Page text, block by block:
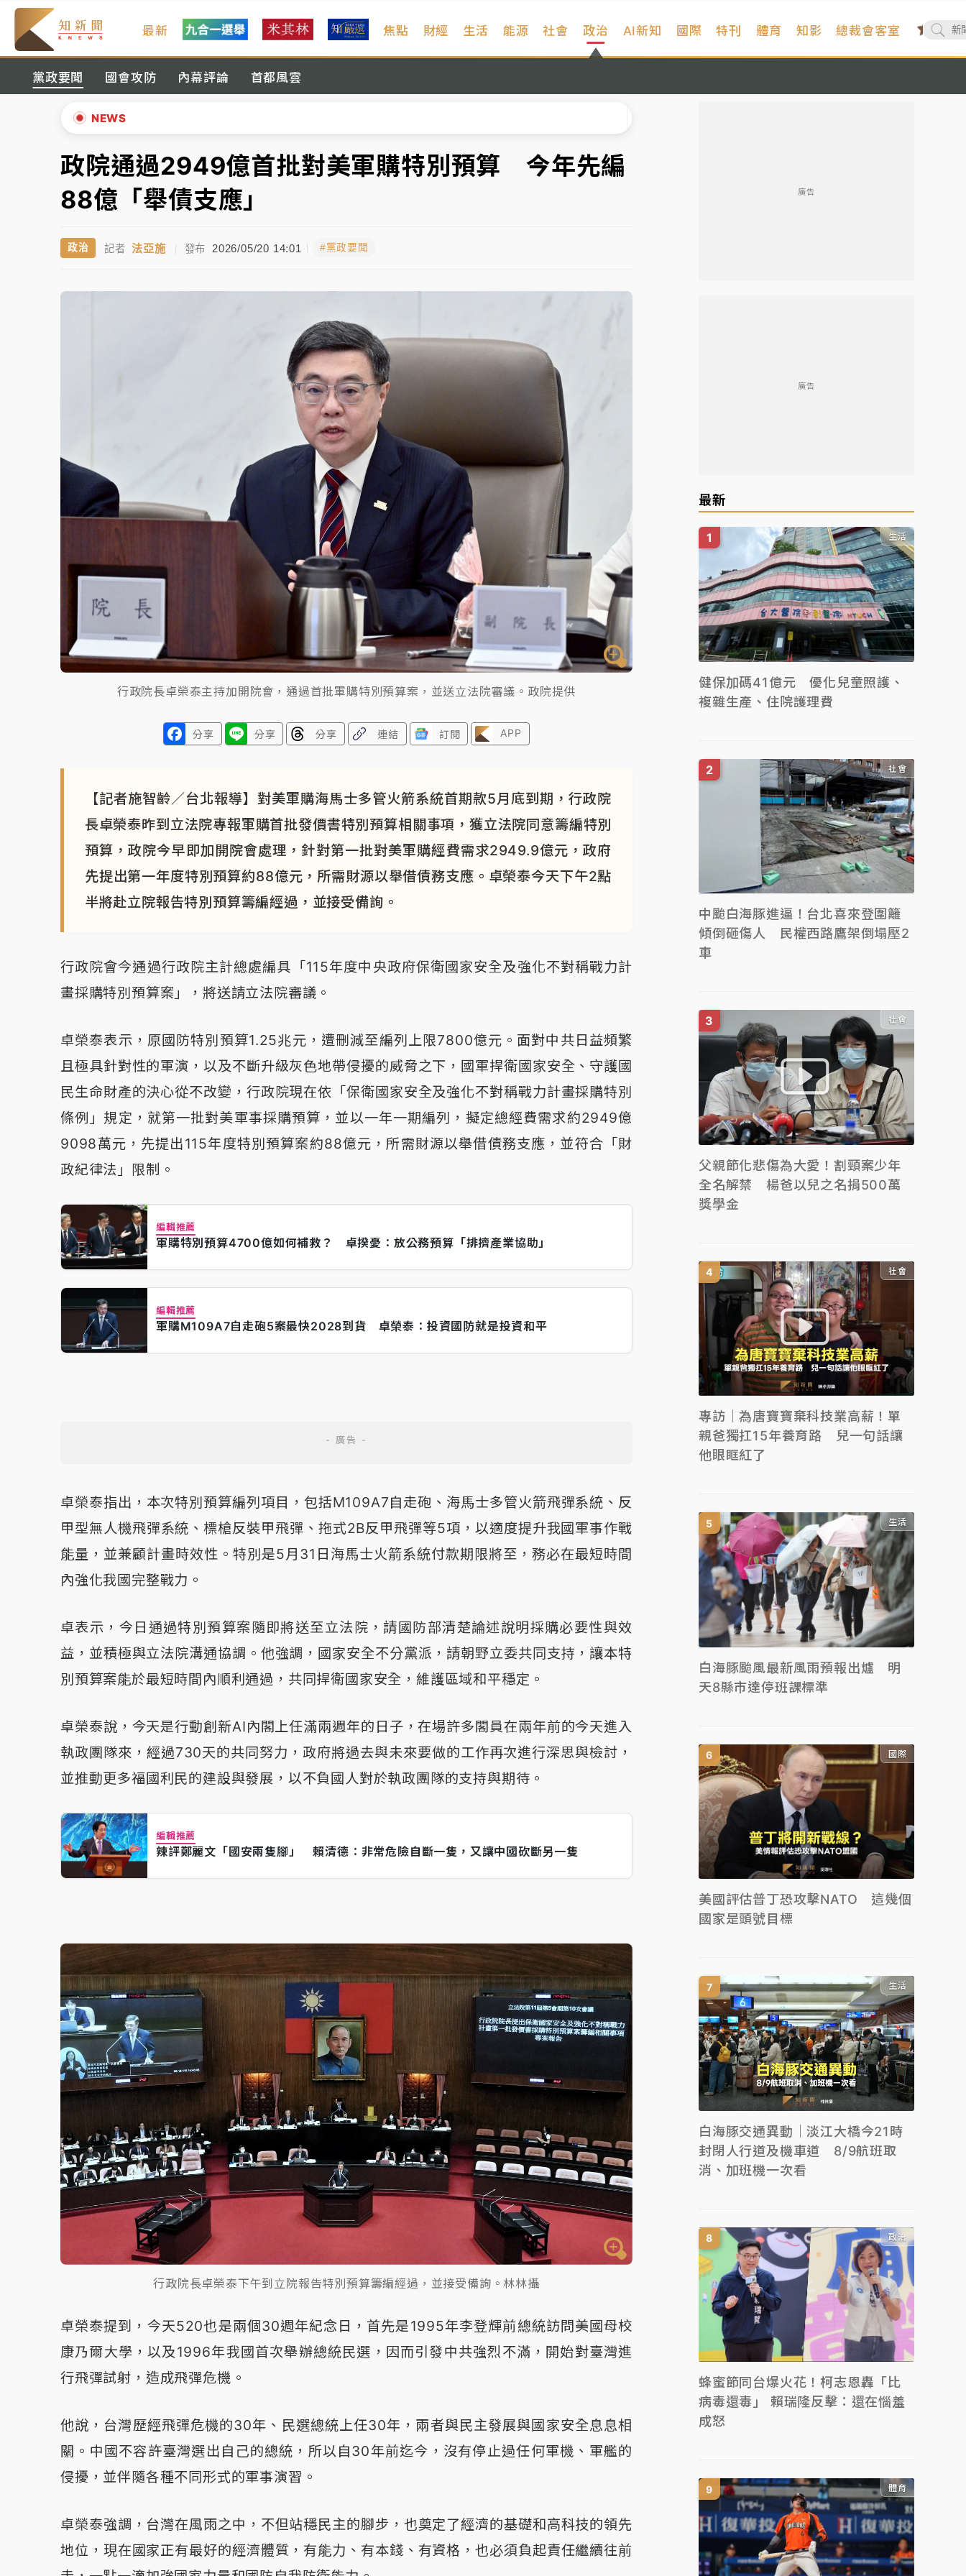
最新 焦點 財經 生活 能源 社會 政治
黨政要聞 國會攻防 內幕評論 首都風雲
AI新知 國際 特刊 體育 知影 總裁會客室
NEWS
有片｜ 白海豚暴風圈逼近！新北淡水赫見龍捲風 榕樹連根拔起
中颱白海豚風雨來了！中部以北防豪雨 今晚、明天影響最劇烈
白海豚逼近！北市水門只出不進 未移置車輛最高罰4800＋拖吊費
白海豚逼近！新北高灘地停車場下午4時強制拖吊 中午開放水門周邊紅黃線停車
中颱白海豚進逼！台北喜來登圍籬傾倒砸傷人 民權西路鷹架倒塌壓2車
白海豚逼近！北市水門只出不進 未移置車輛最高罰4800＋拖吊費
白海豚逼近！新北高灘地停車場下午4時強制拖吊 中午開放水門周邊紅黃線停車
中颱白海豚環流掠北海！今明防劇烈降雨 東部高溫飆38度
▲
政院通過2949億首批對美軍購特別預算 今年先編
88億「舉債支應」
政治 記者 法亞施 | 發布 2026/05/20 14:01 #黨政要聞
行政院長卓榮泰主持加開院會，通過首批軍購特別預算案，並送立法院審議。政院提供
分享 分享 分享 連結 訂閱 APP
【記者施智齡／台北報導】對美軍購海馬士多管火箭系統首期款5月底到期，行政院
長卓榮泰昨到立法院專報軍購首批發價書特別預算相關事項，獲立法院同意籌編特別
預算，政院今早即加開院會處理，針對第一批對美軍購經費需求2949.9億元，政府
先提出第一年度特別預算約88億元，所需財源以舉借債務支應。卓榮泰今天下午2點
半將赴立院報告特別預算籌編經過，並接受備詢。
行政院會今通過行政院主計總處編具「115年度中央政府保衛國家安全及強化不對稱戰力計
畫採購特別預算案」，將送請立法院審議。
卓榮泰表示，原國防特別預算1.25兆元，遭刪減至編列上限7800億元。面對中共日益頻繁
且極具針對性的軍演，以及不斷升級灰色地帶侵擾的威脅之下，國軍捍衛國家安全、守護國
民生命財產的決心從不改變，行政院現在依「保衛國家安全及強化不對稱戰力計畫採購特別
條例」規定，就第一批對美軍事採購預算，並以一年一期編列，擬定總經費需求約2949億
9098萬元，先提出115年度特別預算案約88億元，所需財源以舉借債務支應，並符合「財
政紀律法」限制。
編輯推薦
軍購特別預算4700億如何補救？ 卓揆憂：放公務預算「排擠產業協助」
編輯推薦
軍購M109A7自走砲5案最快2028到貨 卓榮泰：投資國防就是投資和平
卓榮泰指出，本次特別預算編列項目，包括M109A7自走砲、海馬士多管火箭飛彈系統、反
甲型無人機飛彈系統、標槍反裝甲飛彈、拖式2B反甲飛彈等5項，以適度提升我國軍事作戰
能量，並兼顧計畫時效性。特別是5月31日海馬士火箭系統付款期限將至，務必在最短時間
內強化我國完整戰力。
卓表示，今日通過特別預算案隨即將送至立法院，請國防部清楚論述說明採購必要性與效
益，並積極與立法院溝通協調。他強調，國家安全不分黨派，請朝野立委共同支持，讓本特
別預算案能於最短時間內順利通過，共同捍衛國家安全，維護區域和平穩定。
卓榮泰說，今天是行動創新AI內閣上任滿兩週年的日子，在場許多閣員在兩年前的今天進入
執政團隊來，經過730天的共同努力，政府將過去與未來要做的工作再次進行深思與檢討，
並推動更多福國利民的建設與發展，以不負國人對於執政團隊的支持與期待。
編輯推薦
辣評鄭麗文「國安兩隻腳」 賴清德：非常危險自斷一隻，又讓中國砍斷另一隻
行政院長卓榮泰下午到立院報告特別預算籌編經過，並接受備詢。林林攝
卓榮泰提到，今天520也是兩個30週年紀念日，首先是1995年李登輝前總統訪問美國母校
康乃爾大學，以及1996年我國首次舉辦總統民選，因而引發中共強烈不滿，開始對臺灣進
行飛彈試射，造成飛彈危機。
他說，台灣歷經飛彈危機的30年、民選總統上任30年，兩者與民主發展與國家安全息息相
關。中國不容許臺灣選出自己的總統，所以自30年前迄今，沒有停止過任何軍機、軍艦的
侵擾，並伴隨各種不同形式的軍事演習。
卓榮泰強調，台灣在風雨之中，不但站穩民主的腳步，也奠定了經濟的基礎和高科技的領先
地位，現在國家正有最好的經濟體質，有能力、有本錢、有資格，也必須負起責任繼續往前
廣告
廣告
最新
生活
健保加碼41億元 優化兒童照護、
複雜生產、住院護理費
社會
中颱白海豚進逼！台北喜來登圍籬
傾倒砸傷人 民權西路鷹架倒塌壓2
車
社會
父親節化悲傷為大愛！割頸案少年
全名解禁 楊爸以兒之名捐500萬
獎學金
社會
專訪｜為唐寶寶棄科技業高薪！單
親爸獨扛15年養育路 兒一句話讓
他眼眶紅了
生活
白海豚颱風最新風雨預報出爐 明
天8縣市達停班課標準
國際
美國評估普丁恐攻擊NATO 這幾個
國家是頭號目標
生活
白海豚交通異動｜淡江大橋今21時
封閉人行道及機車道 8/9航班取
消、加班機一次看
政治
蜂蜜節同台爆火花！柯志恩轟「比
病毒還毒」 賴瑞隆反擊：還在惱羞
成怒
體育